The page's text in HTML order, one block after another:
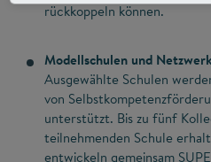
rückkoppeln können.
Modellschulen und
Ausgewählte Schulen
von
unterstützt. Bis zu fünf
teilnehmenden Schule
entwickeln gemeinsam